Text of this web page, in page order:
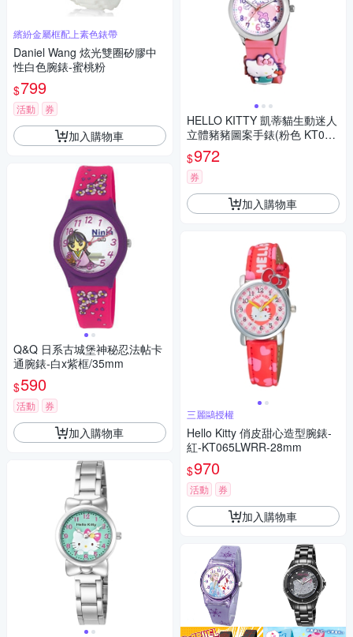
繽紛金屬框配上素色錶帶
Daniel Wang 炫光雙圈矽膠中
性白色腕錶-蜜桃粉
$799
活動 券
加入購物車
Q&Q 日系古城堡神秘忍法帖卡
通腕錶-白x紫框/35mm
$590
活動 券
加入購物車
HELLO KITTY 凱蒂貓生動迷人
立體豬豬圖案手錶(粉色 KT077
LWWR)
$972
券
加入購物車
三麗鷗授權
Hello Kitty 俏皮甜心造型腕錶-
紅-KT065LWRR-28mm
$970
活動 券
加入購物車